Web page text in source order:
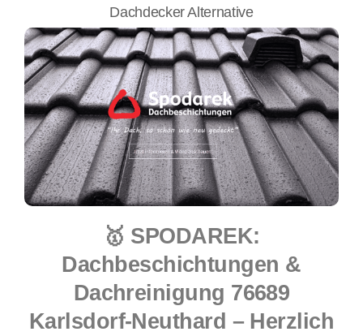
Dachdecker Alternative
🥇 SPODAREK:
Dachbeschichtungen &
Dachreinigung 76689
Karlsdorf-Neuthard – Herzlich